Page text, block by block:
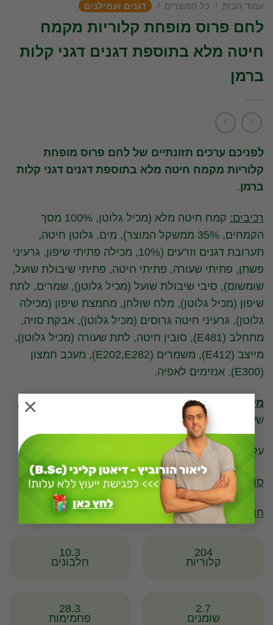
×
עמוד הבית / כל המוצרים / דגנים ועמילנים
לחם פרוס מופחת קלוריות מקמח
חיטה מלא בתוספת דגנים דגני קלות
ברמן
לפניכם ערכים תזונתיים של לחם פרוס מופחת
קלוריות מקמח חיטה מלא בתוספת דגנים דגני קלות
ברמן.
רכיבים:
קמח חיטה מלא (מכיל גלוטן, 100% מסך
הקמחים, 35% ממשקל המוצר), מים, גלוטן חיטה,
תערובת דגנים וזרעים (10%, מכילה פתיתי שיפון, גרעיני
פשתן, פתיתי שעורה, פתיתי חיטה, פתיתי שיבולת שועל,
שומשום), סיבי שיבולת שועל (מכיל גלוטן), שמרים, לתת
שיפון (מכיל גלוטן), מלח שולחן, מחמצת שיפון (מכילה
גלוטן), גרעיני חיטה גרוסים (מכיל גלוטן), אבקת סויה,
מתחלב (E481), סובין חיטה, לתת שעורה (מכיל גלוטן),
מייצב (E412), משמרים (E202,E282), מעכב חמצון
(E300), אנזימים לאפיה.
מידע על אלרגנים
: מכיל: חיטה – גלוטן, שיפון – גלוטן,
שעורה – גלוטן, שיבולת שועל – גלוטן, שומשום וסויה.
עלול להכיל עקבות מוץ.
סוכרים בלחם:
חומצות שומן טראנס:פחות מ-0.5 גרם / 100 גרם
204
קלוריות
10.3
חלבונים
2.7
שומנים
28.3
פחמימות